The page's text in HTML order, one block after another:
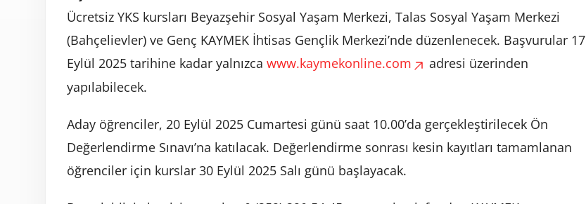
Ücretsiz YKS kursları Beyazşehir Sosyal Yaşam Merkezi, Talas Sosyal Yaşam Merkezi
(Bahçelievler) ve Genç KAYMEK İhtisas Gençlik Merkezi’nde düzenlenecek. Başvurular 17
Eylül 2025 tarihine kadar yalnızca www.kaymekonline.com
adresi üzerinden
yapılabilecek.
Aday öğrenciler, 20 Eylül 2025 Cumartesi günü saat 10.00’da gerçekleştirilecek Ön
Değerlendirme Sınavı’na katılacak. Değerlendirme sonrası kesin kayıtları tamamlanan
öğrenciler için kurslar 30 Eylül 2025 Salı günü başlayacak.